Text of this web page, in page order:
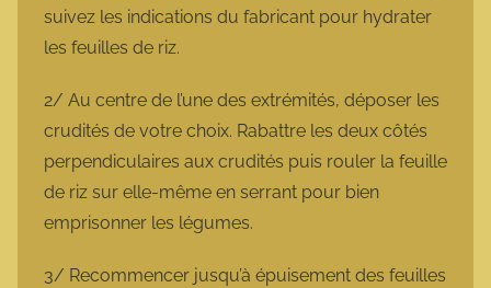
suivez les indications du fabricant pour hydrater
les feuilles de riz.
2/ Au centre de l’une des extrémités, déposer les
crudités de votre choix. Rabattre les deux côtés
perpendiculaires aux crudités puis rouler la feuille
de riz sur elle-même en serrant pour bien
emprisonner les légumes.
3/ Recommencer jusqu’à épuisement des feuilles